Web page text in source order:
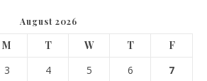
August 2026
M T W T
F
3 4 5 6
7